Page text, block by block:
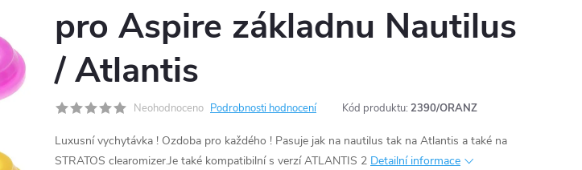
pro Aspire základnu Nautilus
/ Atlantis
Neohodnoceno Podrobnosti hodnocení Kód produktu: 2390/ORANZ
Luxusní vychytávka ! Ozdoba pro každého ! Pasuje jak na nautilus tak na Atlantis a také na
STRATOS clearomizer.Je také kompatibilní s verzí ATLANTIS 2 Detailní informace